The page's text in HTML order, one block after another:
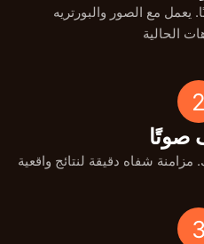
يعمل مع الصور والبورتريه
2
صوتًا
3